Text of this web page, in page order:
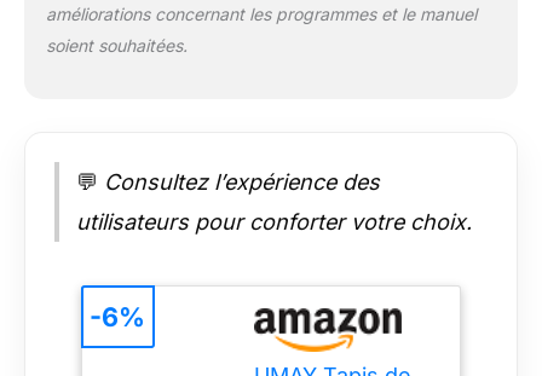
complètes. Les
l'exercice et vous
permettent d'adapter
De plus, le tapis de
course propose 12
programmes
améliorations concernant les programmes et le manuel
soient souhaitées.
💬 Consultez l’expérience des
utilisateurs pour conforter votre choix.
-6%